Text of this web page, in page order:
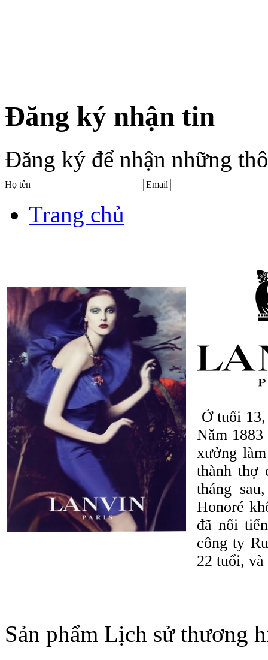
Đăng ký nhận tin
Đăng ký để nhận những
Họ tên Email
Trang chủ
Ở tuổi
Năm
xưởng
thành thợ
tháng
Honoré
đã nổi
công ty
22 tuổi, và
Sản phẩm Lịch sử thương